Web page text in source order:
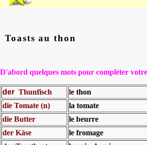
Toasts au thon
D'abord quelques mots pour compléter
der Thunfisch le thon
die Tomate (n)
la tomate
die Butter
le beurre
der Käse
le fromage